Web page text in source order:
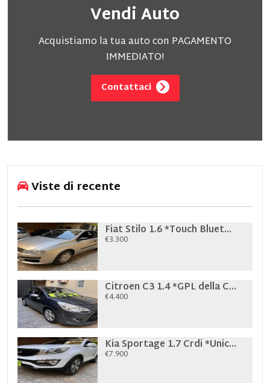
Vendi Auto
Acquistiamo la tua auto con PAGAMENTO
IMMEDIATO!
Contattaci
Viste di recente
Fiat Stilo 1.6 *Touch Bluet...
€3.300
Citroen C3 1.4 *GPL della C...
€4.400
Kia Sportage 1.7 Crdi *Unic...
€7.900